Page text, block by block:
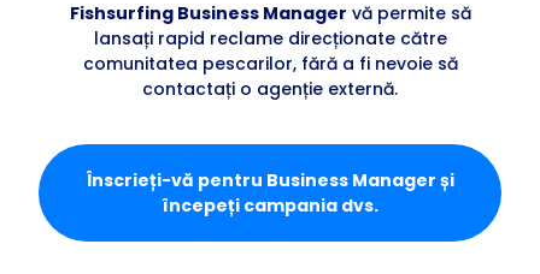
Fishsurfing Business Manager vă permite să
lansați rapid reclame direcționate către
comunitatea pescarilor, fără a fi nevoie să
contactați o agenție externă.
Înscrieți-vă pentru Business Manager și
începeți campania dvs.